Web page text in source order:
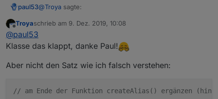
paul53@Troya sagte:
// raum = 'EG_Flur'; // Zeile 18
Offline
Troyaschrieb am 9. Dez. 2019, 10:08
zuletzt editiert von
@paul53
Klasse das klappt, danke Paul!
Aber nicht den Satz wie ich falsch verstehen:
// am Ende der Funktion createAlias() ergänzen